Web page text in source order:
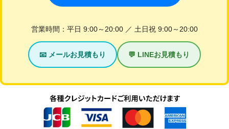
営業時間：平日 9:00～20:00 ／ 土日祝 9:00～20:00
📧 メールお見積もり 💬 LINEお見積もり